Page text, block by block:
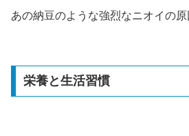
あの納豆のような強烈なニオイの原
栄養と生活習慣